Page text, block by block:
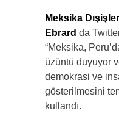
Meksika
Ebrard da
“Meksika,
üzüntü duyuyor
demokrasi ve
gösterilmesini
kullandı.